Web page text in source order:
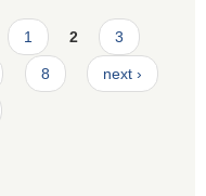
1 2 3
8 next ›